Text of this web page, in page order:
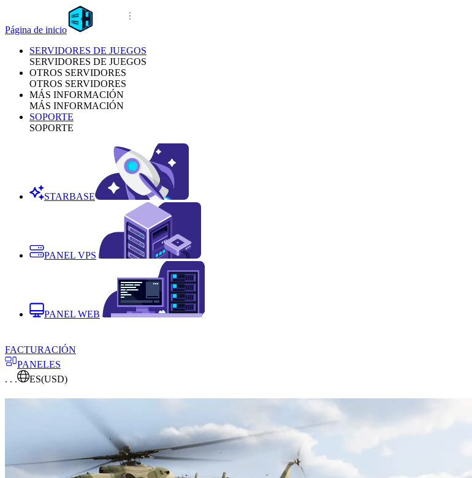
Página de inicio
SERVIDORES DE JUEGOS
SERVIDORES DE JUEGOS
OTROS SERVIDORES
OTROS SERVIDORES
MÁS INFORMACIÓN
MÁS INFORMACIÓN
SOPORTE
SOPORTE
STARBASE
PANEL VPS
PANEL WEB
FACTURACIÓN
PANELES
. . .
ES(USD)